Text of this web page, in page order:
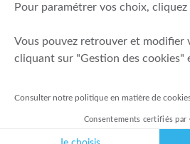
Mentions légales
Prévention de la fraude
Politique de gestion des conflits
Pour paramétrer vos choix, cliquez
Vous pouvez retrouver et modifier
cliquant sur "Gestion des cookies"
Consulter notre politique en matière de
Consentements certifiés par